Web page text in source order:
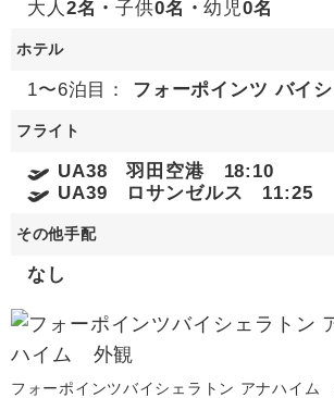
大人 2名・子供0名・幼児0名
ホテル
1〜6泊目： フォーポインツ バイ
フライト
UA38 羽田空港 18:10
UA39 ロサンゼルス 11:25
その他手配
なし
フォーポインツバイシェラトン アナハイム